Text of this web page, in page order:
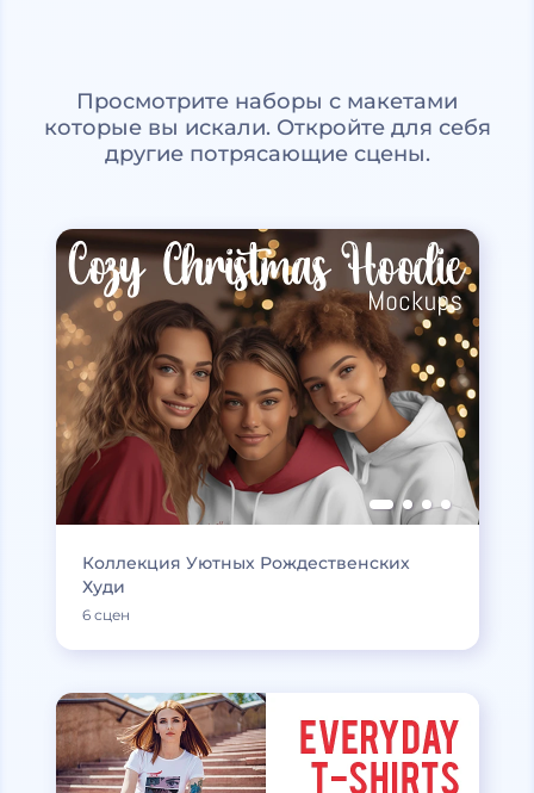
Просмотрите наборы с макетами
которые вы искали. Откройте для себя
другие потрясающие сцены.
Коллекция Уютных Рождественских
Худи
6 сцен